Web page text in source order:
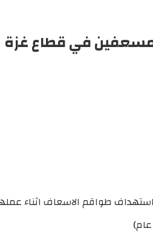
في قطاع غزة
طواقم الاسعاف اثناء